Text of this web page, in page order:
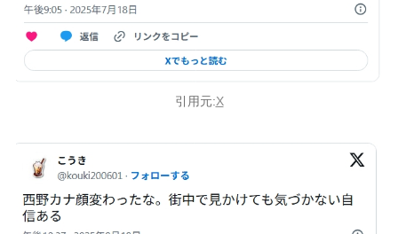
引用元:X